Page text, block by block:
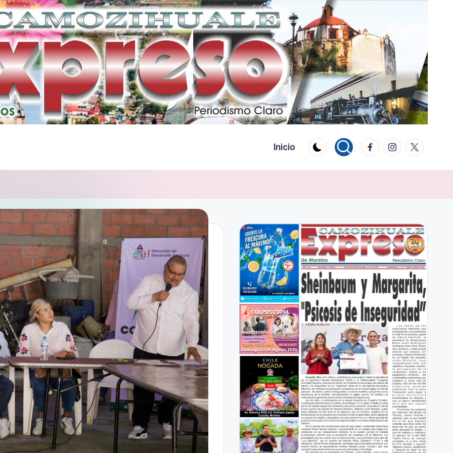
Inicio FacebookInstagram
Twitter